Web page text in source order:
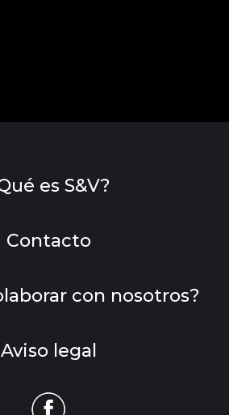
es S&V?
Contacto
con nosotros?
Aviso legal